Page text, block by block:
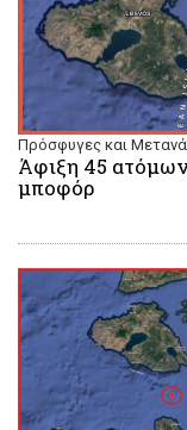
Πρόσφυγες και
Άφιξη 45
μποφόρ